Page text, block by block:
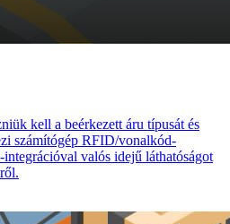
kell a beérkezett áru típusát és
számítógép RFID/vonalkód-
valós idejű láthatóságot